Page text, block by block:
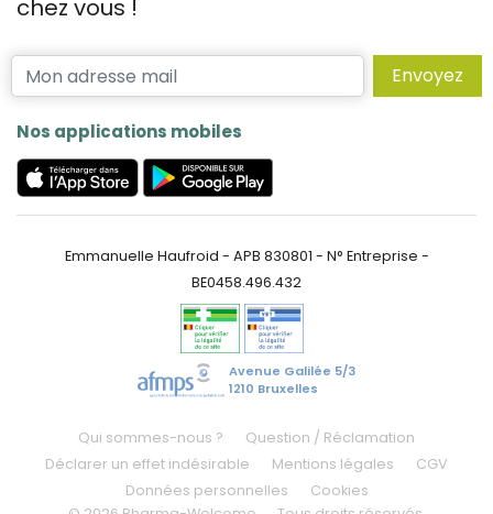
chez vous !
Envoyez
Nos applications mobiles
Emmanuelle Haufroid - APB 830801 - N° Entreprise -
BE0458.496.432
Avenue Galilée 5/3
1210 Bruxelles
Qui sommes-nous ?
Question / Réclamation
Déclarer un effet indésirable
Mentions légales
CGV
Données personnelles
Cookies